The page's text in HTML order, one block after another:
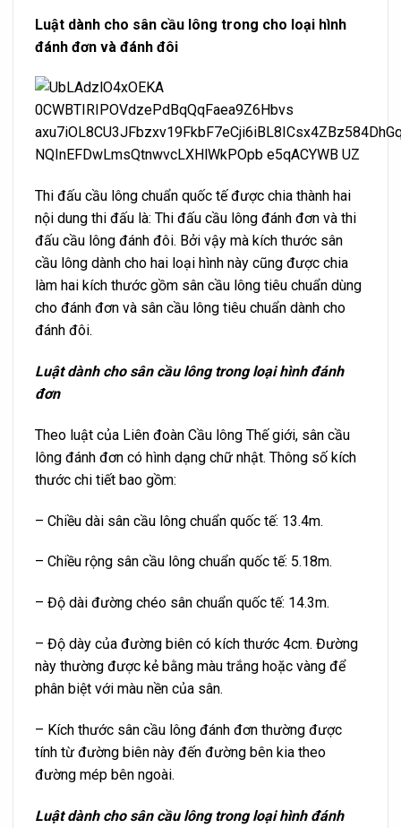
Luật dành cho sân cầu lông trong cho loại hình
đánh đơn và đánh đôi
Thi đấu cầu lông chuẩn quốc tế được chia thành hai
nội dung thi đấu là: Thi đấu cầu lông đánh đơn và thi
đấu cầu lông đánh đôi. Bởi vậy mà kích thước sân
cầu lông dành cho hai loại hình này cũng được chia
làm hai kích thước gồm sân cầu lông tiêu chuẩn dùng
cho đánh đơn và sân cầu lông tiêu chuẩn dành cho
đánh đôi.
Luật dành cho sân cầu lông trong loại hình đánh
đơn
Theo luật của Liên đoàn Cầu lông Thế giới, sân cầu
lông đánh đơn có hình dạng chữ nhật. Thông số kích
thước chi tiết bao gồm:
– Chiều dài sân cầu lông chuẩn quốc tế: 13.4m.
– Chiều rộng sân cầu lông chuẩn quốc tế: 5.18m.
– Độ dài đường chéo sân chuẩn quốc tế: 14.3m.
– Độ dày của đường biên có kích thước 4cm. Đường
này thường được kẻ bằng màu trắng hoặc vàng để
phân biệt với màu nền của sân.
– Kích thước sân cầu lông đánh đơn thường được
tính từ đường biên này đến đường bên kia theo
đường mép bên ngoài.
Luật dành cho sân cầu lông trong loại hình đánh